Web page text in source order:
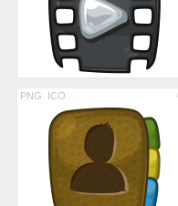
PNG ICO